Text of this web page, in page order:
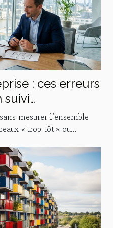
: ces erreurs
suivi
mesurer l’ensemble
« trop tôt » ou...